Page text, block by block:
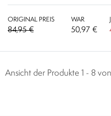
ORIGINAL PREIS
84,95 €
WAR
50,97 €
Ansicht der Produkte 1 - 8